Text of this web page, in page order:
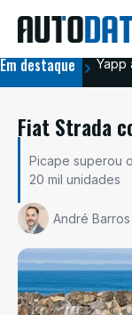
Em destaque Yapp
Fiat Strada
Picape superou
20 mil unidades
André Barros